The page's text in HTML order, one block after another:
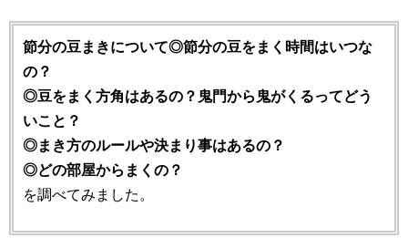
節分の豆まきについて◎節分の豆をまく時間はいつな
の？
◎豆をまく方角はあるの？鬼門から鬼がくるってどう
いこと？
◎まき方のルールや決まり事はあるの？
◎どの部屋からまくの？
を調べてみました。